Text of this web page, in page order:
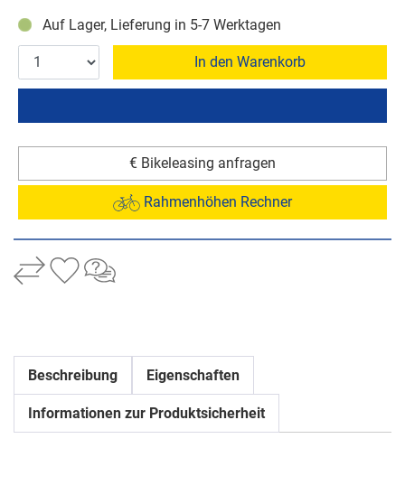
Auf Lager, Lieferung in 5-7 Werktagen
In den Warenkorb
€ Bikeleasing anfragen
Rahmenhöhen Rechner
Beschreibung Eigenschaften
Informationen zur Produktsicherheit